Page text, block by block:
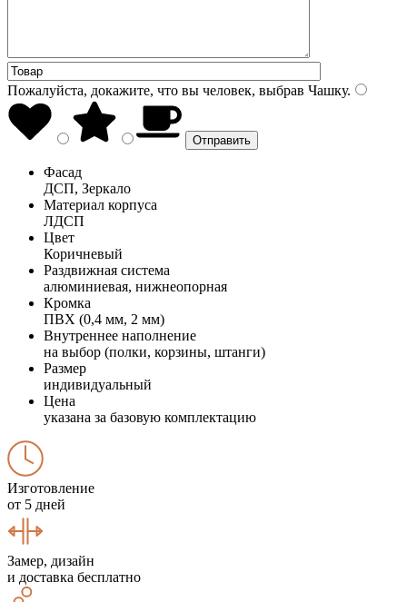
Пожалуйста, докажите, что вы человек, выбрав Чашку.
Фасад
ДСП, Зеркало
Материал корпуса
ЛДСП
Цвет
Коричневый
Раздвижная система
алюминиевая, нижнеопорная
Кромка
ПВХ (0,4 мм, 2 мм)
Внутреннее наполнение
на выбор (полки, корзины, штанги)
Размер
индивидуальный
Цена
указана за базовую комплектацию
Изготовление
от 5 дней
Замер, дизайн
и доставка бесплатно